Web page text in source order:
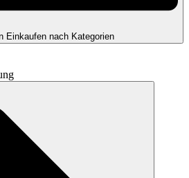
Einkaufen nach Kategorien